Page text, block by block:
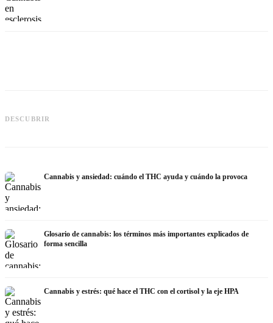
DESCUBRIR
Cannabis y epilepsia: CBD, Epidiolex
y el estado actual de la investigación
Cannabis y ansiedad: cuándo el THC ayuda y cuándo la provoca
Glosario de cannabis: los términos más importantes explicados de
forma sencilla
Cannabis y estrés: qué hace el THC con el cortisol y la eje HPA